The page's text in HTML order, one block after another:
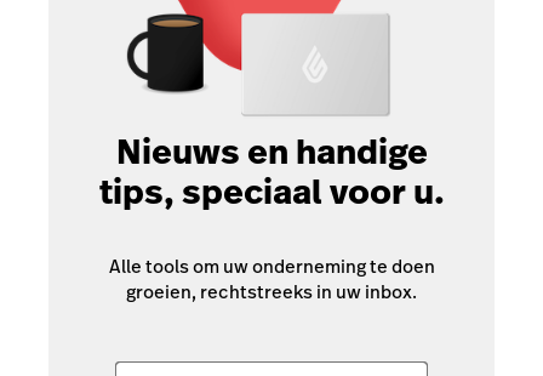
Nieuws en handige
tips, speciaal voor u.
Alle tools om uw onderneming te doen
groeien, rechtstreeks in uw inbox.